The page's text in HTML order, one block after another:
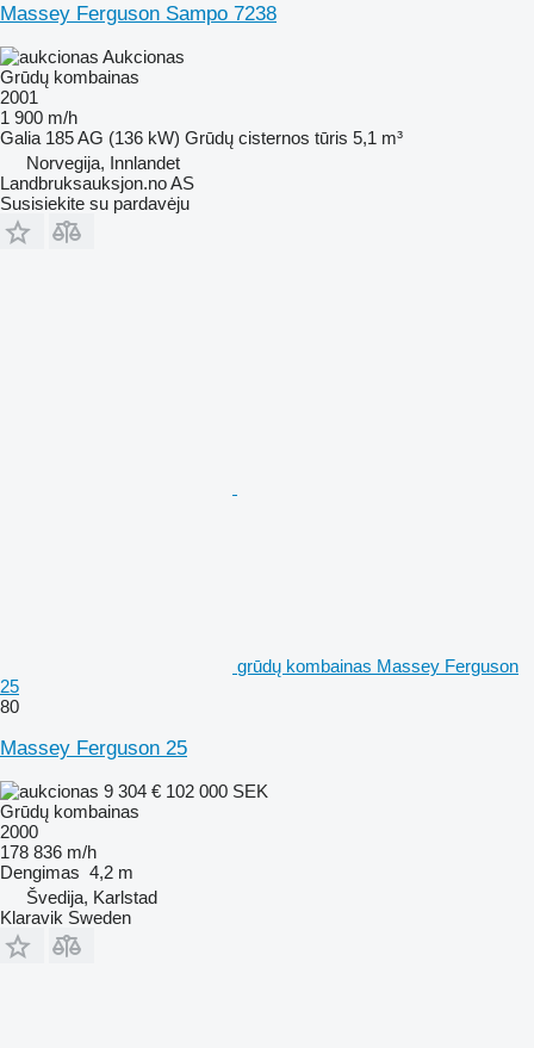
Massey Ferguson Sampo 7238
Aukcionas
Grūdų kombainas
2001
1 900 m/h
Galia 185 AG (136 kW) Grūdų cisternos tūris 5,1 m³
Norvegija, Innlandet
Landbruksauksjon.no AS
Susisiekite su pardavėju
grūdų kombainas Massey Ferguson
25
80
Massey Ferguson 25
9 304 € 102 000 SEK
Grūdų kombainas
2000
178 836 m/h
Dengimas 4,2 m
Švedija, Karlstad
Klaravik Sweden